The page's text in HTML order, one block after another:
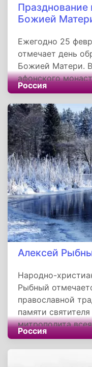
Празднование
Божией
Ежегодно 25
отмечает день
Божией Матери.
афонского
образ,
Привратница. На
Богородица с
Оригинал
монастыре на
церковному
является
апостола Павла.
Россия
Алексей
Народно-
Рыбный
православной
памяти
митрополита
праздник также
Алексеевым
«Рыбный»
Россия